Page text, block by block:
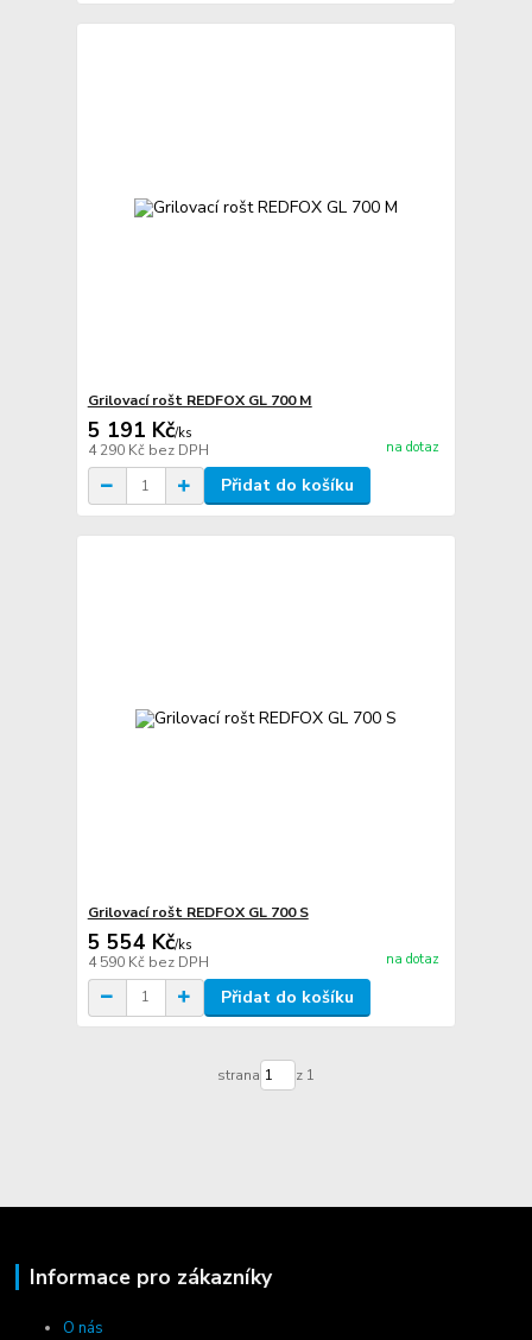
Grilovací rošt REDFOX GL 700 M
5 191 Kč/ks
4 290 Kč bez DPH na dotaz
Přidat do košíku
Grilovací rošt REDFOX GL 700 S
5 554 Kč/ks
4 590 Kč bez DPH na dotaz
Přidat do košíku
strana z 1
Informace pro zákazníky
O nás